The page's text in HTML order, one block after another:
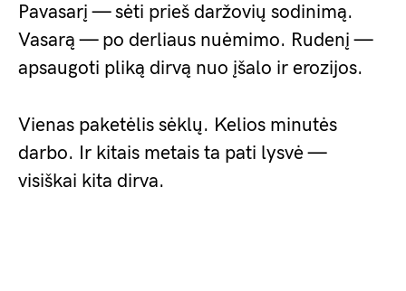
Pavasarį — sėti prieš daržovių sodinimą.
Vasarą — po derliaus nuėmimo. Rudenį —
apsaugoti pliką dirvą nuo įšalo ir erozijos.
Vienas paketėlis sėklų. Kelios minutės
darbo. Ir kitais metais ta pati lysvė —
visiškai kita dirva.